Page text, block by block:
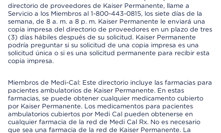
directorio de proveedores de Kaiser Permanente, llame a
Servicio a los Miembros al 1-800-443-0815, los siete días de la
semana, de 8 a. m. a 8 p. m. Kaiser Permanente le enviará una
copia impresa del directorio de proveedores en un plazo de tres
(3) días hábiles después de su solicitud. Kaiser Permanente
podría preguntar si su solicitud de una copia impresa es una
solicitud única o si es una solicitud permanente para recibir esta
copia impresa.
Miembros de Medi-Cal: Este directorio incluye las farmacias para
pacientes ambulatorios de Kaiser Permanente. En estas
farmacias, se puede obtener cualquier medicamento cubierto
por Kaiser Permanente. Los medicamentos para pacientes
ambulatorios cubiertos por Medi Cal pueden obtenerse en
cualquier farmacia de la red de Medi Cal Rx. No es necesario
que sea una farmacia de la red de Kaiser Permanente. La